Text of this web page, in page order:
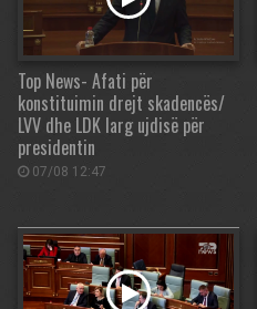
Top News- Afati për
konstituimin drejt skadencës/
LVV dhe LDK larg ujdisë për
presidentin
07/08 12:47